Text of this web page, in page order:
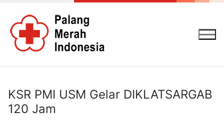
konten
KSR PMI USM Gelar DIKLATSARGAB
120 Jam